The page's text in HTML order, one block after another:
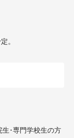
。
･専門学校生の方